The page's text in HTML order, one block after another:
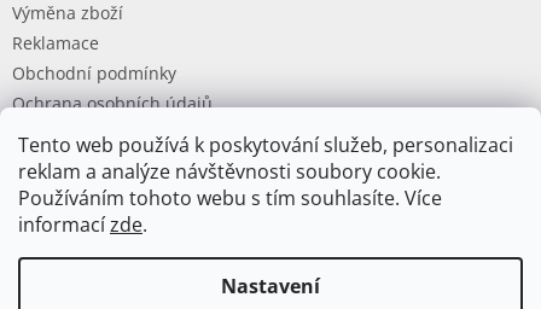
Tento web používá k poskytování služeb, personalizaci
reklam a analýze návštěvnosti soubory cookie.
Používáním tohoto webu s tím souhlasíte. Více
informacízde.
Nastavení
Výměna zboží
Reklamace
Obchodní podmínky
Ochrana osobních údajů